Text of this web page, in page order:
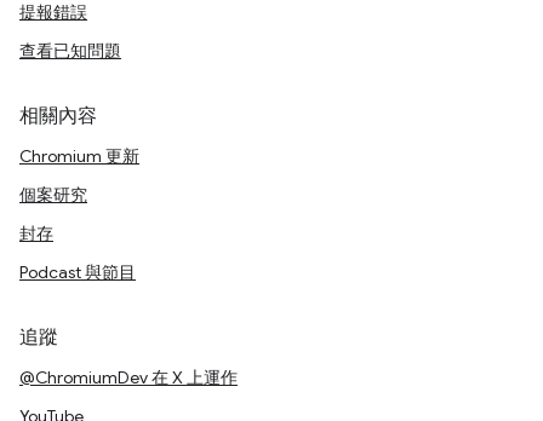
提報錯誤
查看已知問題
相關內容
Chromium 更新
個案研究
封存
Podcast 與節目
追蹤
@ChromiumDev 在 X 上運作
YouTube